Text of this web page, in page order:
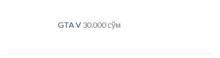
GTA V 30.000сўм